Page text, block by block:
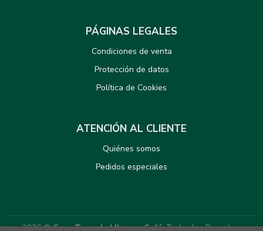
PÁGINAS LEGALES
Condiciones de venta
Protección de datos
Política de Cookies
ATENCIÓN AL CLIENTE
Quiénes somos
Pedidos especiales
2026 ©Casa Tomada LIbros y Café. Todos los Derechos